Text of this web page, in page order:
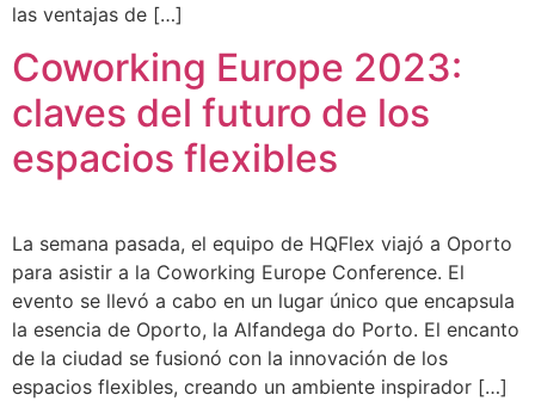
las ventajas de […]
Coworking Europe 2023:
claves del futuro de los
espacios flexibles
La semana pasada, el equipo de HQFlex viajó a Oporto
para asistir a la Coworking Europe Conference. El
evento se llevó a cabo en un lugar único que encapsula
la esencia de Oporto, la Alfandega do Porto. El encanto
de la ciudad se fusionó con la innovación de los
espacios flexibles, creando un ambiente inspirador […]